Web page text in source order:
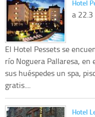
Hotel
a 22.3
El Hotel Pessets se
río Noguera Pallaresa, en
sus huéspedes un spa,
gratis....
Hotel